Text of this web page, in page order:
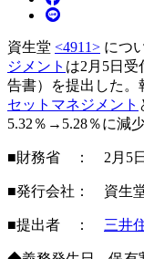
資生堂 <4911> につ
ジメント は2月5日受
告書）を提出した。
セットマネジメント
5.32％→5.28％に減
■財務省 ： 2月5
■発行会社： 資生
■提出者 ： 三井